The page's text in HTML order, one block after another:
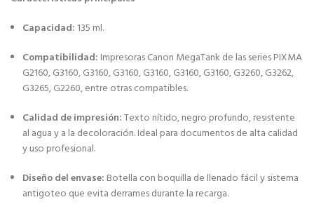
Capacidad: 135 ml.
Compatibilidad: Impresoras Canon MegaTank de las series PIXMA
G2160, G3160, G3160, G3160, G3160, G3160, G3160, G3260, G3262,
G3265, G2260, entre otras compatibles.
Calidad de impresión:Texto nítido, negro profundo, resistente
al agua y a la decoloración. Ideal para documentos de alta calidad
y uso profesional.
Diseño del envase: Botella con boquilla de llenado fácil y sistema
antigoteo que evita derrames durante la recarga.